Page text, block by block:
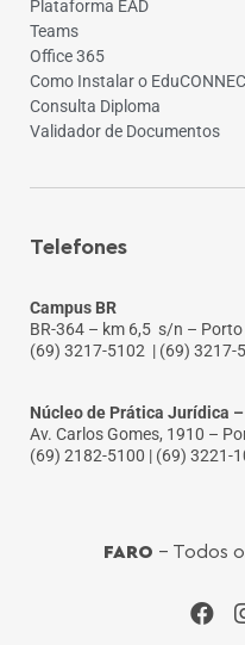
Plataforma EAD
Teams
Office 365
Como Instalar o
Consulta Diploma
Validador de Documentos
Telefones
Campus BR
BR-364 – km 6,5 s/n – Porto
(69) 3217-5102 | (69) 3217-
Núcleo de Prática Jurídica –
Av. Carlos Gomes, 1910 –
(69) 2182-5100 | (69) 3221-
FARO - Todos